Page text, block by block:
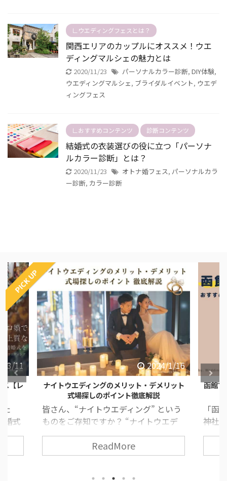
∟ウエディングフェスとは？
関西エリアのカップルにオススメ！ウエ
ディングマルシェの魅力とは
2020/11/23 パーソナルカラー診断, DIY体験,
ウエディングマルシェ, ブライダルイベント, ウエデ
ィングフェス
∟おすすめコンテンツ 診断コンテンツ
結婚式の衣装選びの役に立つ「パーソナ
ルカラー診断」とは？
2020/11/23 オトナ婚フェス, パーソナルカラ
ー診断, カラー診断
PICK UP
3/11
【レ
婚式
すめ
がな
2024/1/16
ナイトウエディングのメリット・デメリット
式場探しのポイント徹底解説
皆さん、“ナイトウエディング” という
ものをご存知ですか？ “ナイトウエデ
ィング” とは、夕方から夜の時間に行
う結婚式のことで、近年とても人気な
挙式スタイルの一つです！ 挙式や披露
ReadMore
函館
「函
神社
道っ
いと